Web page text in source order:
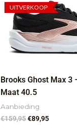
UITVERKOOP
Brooks Ghost Max 3
Maat 40.5
Aanbieding
€159,95
prijs
was:
€159,95.
€89,95
prijs
is:
€89,95.